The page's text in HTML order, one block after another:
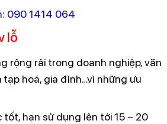
090 1414 064
lỗ
rộng rải trong doanh nghiệp, văn
tạp hoá, gia đình…vì những ưu
tốt, hạn sử dụng lên tới 15 – 20